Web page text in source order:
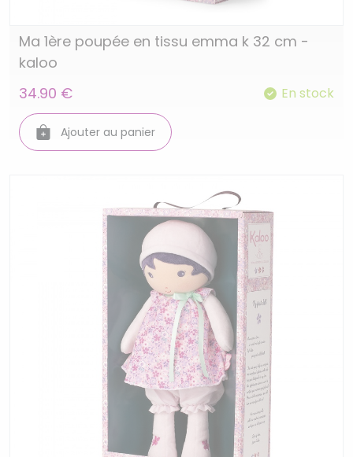
Ma 1ère poupée en tissu emma k 32 cm -
kaloo
34.90 €
En stock
Ajouter au panier